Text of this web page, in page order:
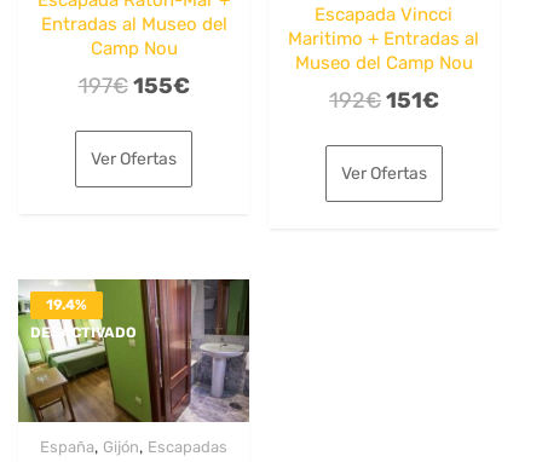
Entradas al Museo del
Camp Nou
197€ El
original
era:
155€El
es:
Ver Ofertas
Escapada Vincci
Maritimo + Entradas al
Museo del Camp Nou
192€El
original
era:
151€El
es:
Ver Ofertas
19.4%
DESACTIVADO
España, Gijón, Escapadas